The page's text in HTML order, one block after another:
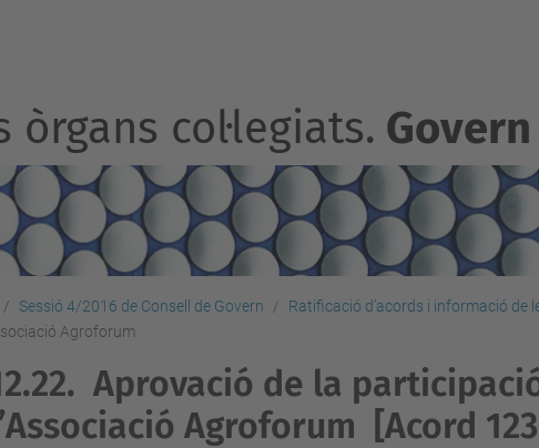
col·legiats. Govern
Sessió 4/2016 de Consell de Govern
Ratificació d’acords i informació de
Agroforum
Aprovació de la
Agroforum
[Acord